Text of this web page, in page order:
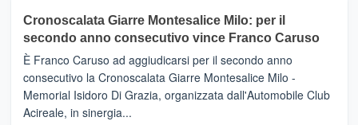
tra
sapori
vicoli
medievali
Mondello
(Palermo)
–
“E
adesso
Pasta
–
Cronoscalata Giarre Montesalice Milo: per il
secondo anno consecutivo vince Franco Caruso
È Franco Caruso ad aggiudicarsi per il secondo anno
consecutivo la Cronoscalata Giarre Montesalice Milo -
Memorial Isidoro Di Grazia, organizzata dall'Automobile Club
Acireale, in sinergia...